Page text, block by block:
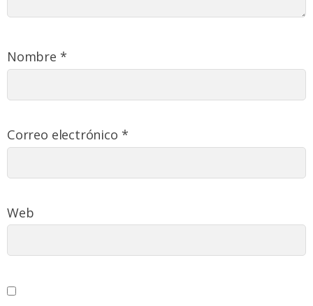
Nombre *
Correo electrónico *
Web